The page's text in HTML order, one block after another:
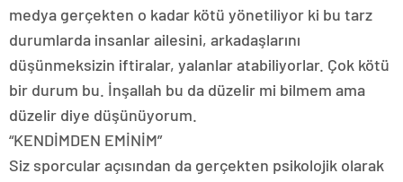
medya gerçekten o kadar kötü yönetiliyor ki bu tarz
durumlarda insanlar ailesini, arkadaşlarını
düşünmeksizin iftiralar, yalanlar atabiliyorlar. Çok kötü
bir durum bu. İnşallah bu da düzelir mi bilmem ama
düzelir diye düşünüyorum.
“KENDİMDEN EMİNİM”
Siz sporcular açısından da gerçekten psikolojik olarak